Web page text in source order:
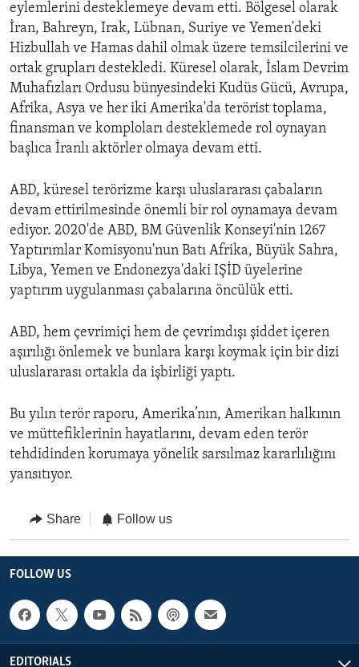
eylemlerini desteklemeye devam etti. Bölgesel olarak
İran, Bahreyn, Irak, Lübnan, Suriye ve Yemen'deki
Hizbullah ve Hamas dahil olmak üzere temsilcilerini ve
ortak grupları destekledi. Küresel olarak, İslam Devrim
Muhafızları Ordusu bünyesindeki Kudüs Gücü, Avrupa,
Afrika, Asya ve her iki Amerika'da terörist toplama,
finansman ve komploları desteklemede rol oynayan
başlıca İranlı aktörler olmaya devam etti.
ABD, küresel terörizme karşı uluslararası çabaların
devam ettirilmesinde önemli bir rol oynamaya devam
ediyor. 2020'de ABD, BM Güvenlik Konseyi'nin 1267
Yaptırımlar Komisyonu'nun Batı Afrika, Büyük Sahra,
Libya, Yemen ve Endonezya'daki IŞİD üyelerine
yaptırım uygulanması çabalarına öncülük etti.
ABD, hem çevrimiçi hem de çevrimdışı şiddet içeren
aşırılığı önlemek ve bunlara karşı koymak için bir dizi
uluslararası ortakla da işbirliği yaptı.
Bu yılın terör raporu, Amerika’nın, Amerikan halkının
ve müttefiklerinin hayatlarını, devam eden terör
tehdidinden korumaya yönelik sarsılmaz kararlılığını
yansıtıyor.
Share Follow us
FOLLOW US
EDITORIALS